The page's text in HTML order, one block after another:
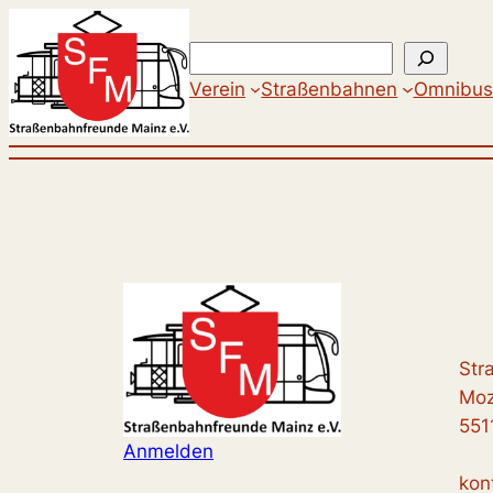
Inhalt
springen
Verein
Straßenbahnen
Anmelden